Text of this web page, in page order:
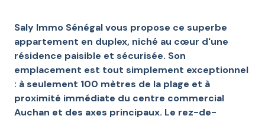
Saly Immo Sénégal vous propose ce superbe
appartement en duplex, niché au cœur d'une
résidence paisible et sécurisée. Son
emplacement est tout simplement exceptionnel
: à seulement 100 mètres de la plage et à
proximité immédiate du centre commercial
Auchan et des axes principaux. Le rez-de-